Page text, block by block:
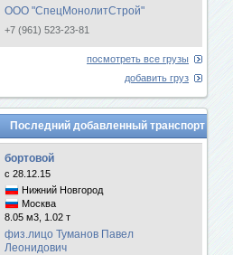
ООО "СпецМонолитСтрой"
+7 (961) 523-23-81
посмотреть все грузы
добавить груз
Последний добавленный транспорт
бортовой
с 28.12.15
Нижний Новгород
Москва
8.05 м3, 1.02 т
физ.лицо Туманов Павел
Леонидович